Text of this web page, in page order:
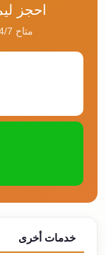
احجز
متاح 24/7 — اتصل أو راسلنا على واتساب
خدمات أخرى